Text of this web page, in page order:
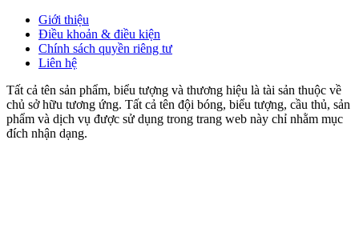
Giới thiệu
Điều khoản & điều kiện
Chính sách quyền riêng tư
Liên hệ
Tất cả tên sản phẩm, biểu tượng và thương hiệu là tài sản thuộc về
chủ sở hữu tương ứng. Tất cả tên đội bóng, biểu tượng, cầu thủ, sản
phẩm và dịch vụ được sử dụng trong trang web này chỉ nhằm mục
đích nhận dạng.